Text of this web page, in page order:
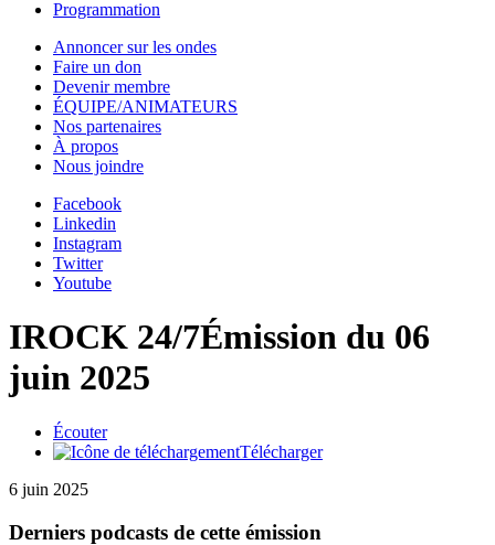
Programmation
Annoncer sur les ondes
Faire un don
Devenir membre
ÉQUIPE/ANIMATEURS
Nos partenaires
À propos
Nous joindre
Facebook
Linkedin
Instagram
Twitter
Youtube
IROCK 24/7Émission du 06
juin 2025
Écouter
Télécharger
6 juin 2025
Derniers podcasts de cette émission